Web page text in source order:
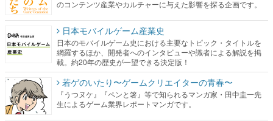
のコンテンツ産業やカルチャーに与えた影響を探る企画です。
日本モバイルゲーム産業史
日本のモバイルゲーム史における主要なトピック・タイトルを
網羅するほか、開発者へのインタビューや識者による解説を掲
載。約20年の歴史が一望できる決定版！
若ゲのいたり〜ゲームクリエイターの青春〜
『うつヌケ』『ペンと箸』等で知られるマンガ家・田中圭一先
生によるゲーム業界レポートマンガです。